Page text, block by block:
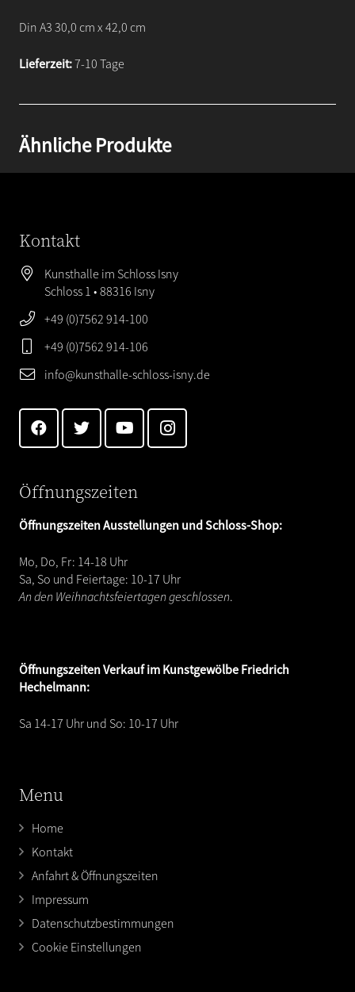
Din A3 30,0 cm x 42,0 cm
Lieferzeit:7-10 Tage
Ähnliche Produkte
Kontakt
Kunsthalle im Schloss Isny
Schloss 1 • 88316 Isny
+49 (0)7562 914-100
+49 (0)7562 914-106
info@kunsthalle-schloss-isny.de
Öffnungszeiten
Öffnungszeiten Ausstellungen und Schloss-Shop:
Mo, Do, Fr: 14-18 Uhr
Sa, So und Feiertage: 10-17 Uhr
An den Weihnachtsfeiertagen geschlossen.
ÖffnungszeitenVerkauf im Kunstgewölbe Friedrich
Hechelmann:
Sa 14-17 Uhr und So: 10-17 Uhr
Menu
Home
Kontakt
Anfahrt & Öffnungszeiten
Impressum
Datenschutzbestimmungen
Cookie Einstellungen